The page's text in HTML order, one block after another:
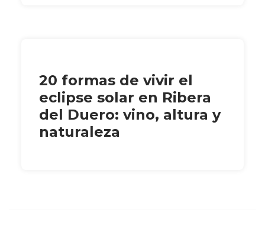
20 formas de vivir el
eclipse solar en Ribera
del Duero: vino, altura y
naturaleza